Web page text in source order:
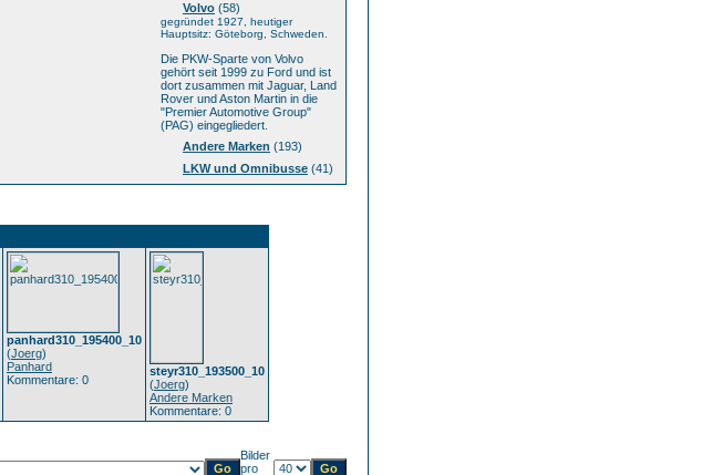
Volvo (58)
gegründet 1927, heutiger
Hauptsitz: Göteborg, Schweden.
Die PKW-Sparte von Volvo
gehört seit 1999 zu Ford und ist
dort zusammen mit Jaguar, Land
Rover und Aston Martin in die
"Premier Automotive Group"
(PAG) eingegliedert.
Andere Marken (193)
LKW und Omnibusse (41)
panhard310_195400_10
(Joerg)
Panhard
Kommentare: 0
steyr310_193500_10
(Joerg)
Andere Marken
Kommentare: 0
Bilder
pro